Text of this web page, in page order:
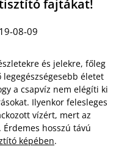
fajtákat!
08-09
és jelekre, főleg
életet
a csapvíz nem elégíti ki
Ilyenkor felesleges
vízért, mert az
hosszú távú
képében.